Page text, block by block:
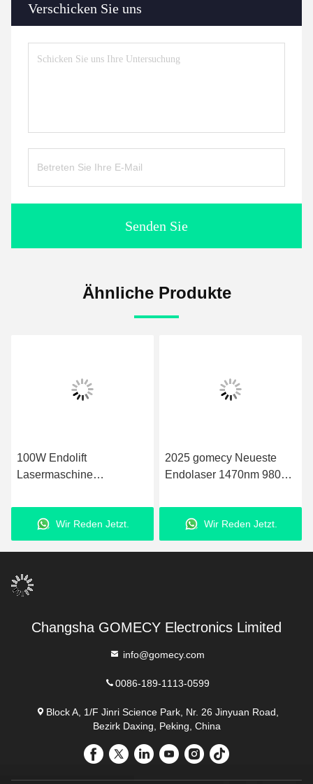
Verschicken Sie uns
Senden Sie
Ähnliche Produkte
2025 gomecy Neueste
Endolaser 1470nm 980nm
Gesichtsstraffung
Fettabsaugungsmaschine
Wir Reden Jetzt.
635nm 980nm 1470nm
Endolaser Körperlipolyse
Fettabbau Körperkontur
und Hautverengung mit
Präzisionslasertechnologie
Wir Reden Jetzt.
Changsha GOMECY Electronics Limited
info@gomecy.com
0086-189-1113-0599
Block A, 1/F Jinri Science Park, Nr. 26 Jinyuan Road,
Bezirk Daxing, Peking, China